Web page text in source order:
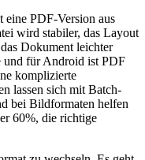
eine PDF-Version aus
wird stabiler, das Layout
Dokument leichter
und für Android ist PDF
komplizierte
lassen sich mit Batch-
bei Bildformaten helfen
60%, die richtige